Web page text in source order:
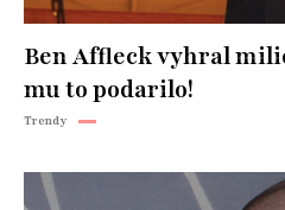
Ben Affleck vyhral
mu to podarilo!
Trendy